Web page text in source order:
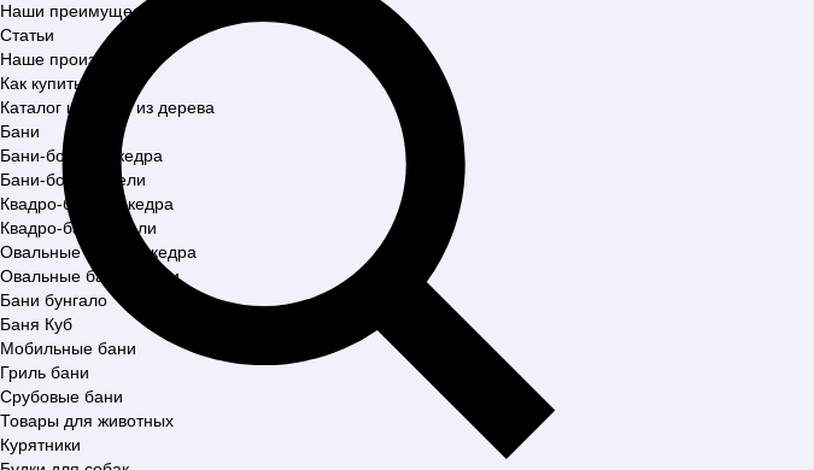
Наши преимущества
Статьи
Наше производство
Как купить?
Каталог изделий из дерева
Бани
Бани-бочки из кедра
Бани-бочки из ели
Квадро-бани из кедра
Квадро-бани из ели
Овальные бани из кедра
Овальные бани из ели
Бани бунгало
Баня Куб
Мобильные бани
Гриль бани
Срубовые бани
Товары для животных
Курятники